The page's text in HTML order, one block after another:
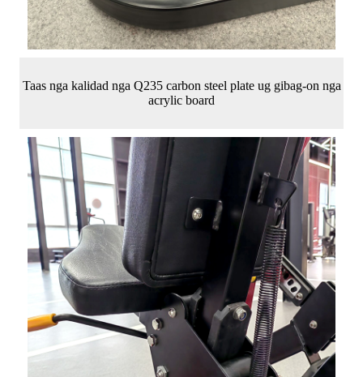
Taas nga kalidad nga Q235 carbon steel plate ug gibag-on nga
acrylic board